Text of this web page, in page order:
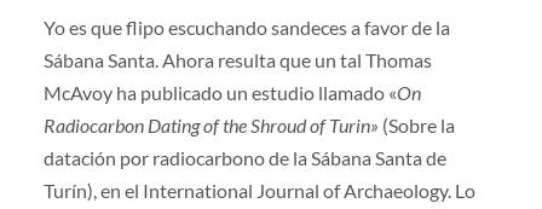
Yo es que flipo escuchando sandeces a favor de la
Sábana Santa. Ahora resulta que un tal Thomas
McAvoy ha publicado un estudio llamado «On
Radiocarbon Dating of the Shroud of Turin» (Sobre la
datación por radiocarbono de la Sábana Santa de
Turín), en el International Journal of Archaeology. Lo